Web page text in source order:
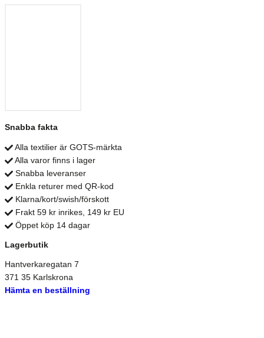
Snabba fakta
Alla textilier är GOTS-märkta
Alla varor finns i lager
Snabba leveranser
Enkla returer med QR-kod
Klarna/kort/swish/förskott
Frakt 59 kr inrikes, 149 kr EU
Öppet köp 14 dagar
Lagerbutik
Hantverkaregatan 7
371 35 Karlskrona
Hämta en beställning